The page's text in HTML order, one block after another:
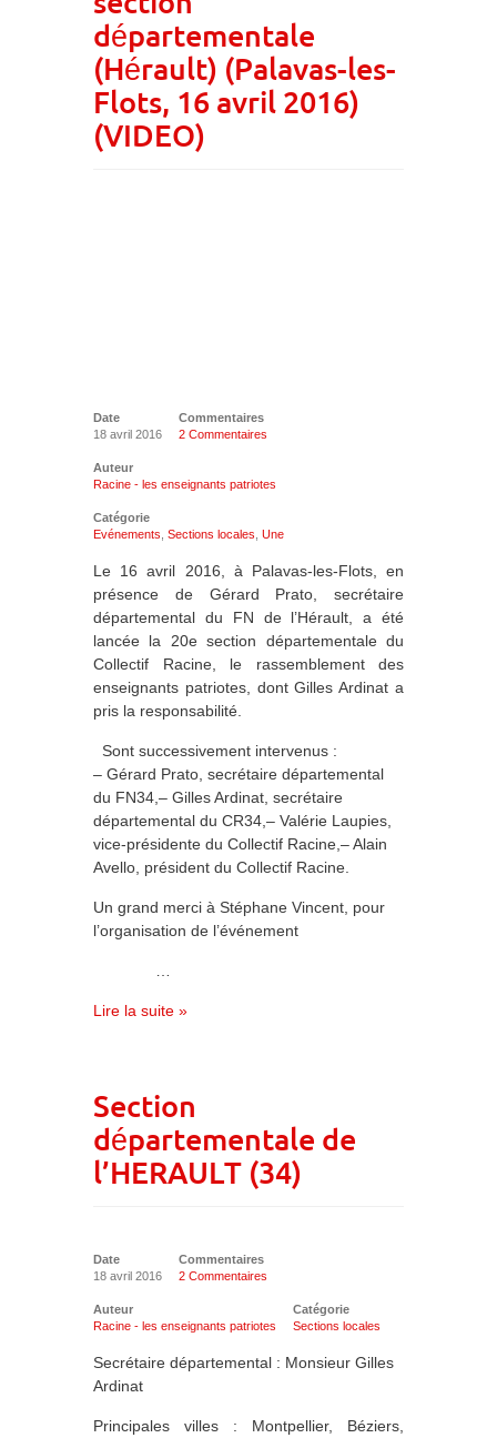
départementale
(Hérault) (Palavas-les-
Flots, 16 avril 2016)
(VIDEO)
Date
18 avril 2016
Commentaires
2 Commentaires
Auteur
Racine - les enseignants patriotes
Catégorie
Evénements Sections locales Une
Le 16 avril 2016, à Palavas-les-Flots, en
présence de Gérard Prato, secrétaire
départemental du FN de l’Hérault, a été
lancée la 20e section départementale du
Collectif Racine, le rassemblement des
enseignants patriotes, dont Gilles Ardinat a
pris la responsabilité.
Sont successivement intervenus :
– Gérard Prato, secrétaire départemental
du FN34,– Gilles Ardinat, secrétaire
départemental du CR34,– Valérie Laupies,
vice-présidente du Collectif Racine,– Alain
Avello, président du Collectif Racine.
Un grand merci à Stéphane Vincent, pour
l’organisation de l’événement
Lire la suite »
Section
départementale de
l’HERAULT (34)
Date
18 avril 2016
Commentaires
2 Commentaires
Auteur
Racine - les enseignants patriotes
Catégorie
Sections locales
Secrétaire départemental : Monsieur Gilles
Ardinat
Principales villes : Montpellier, Béziers,